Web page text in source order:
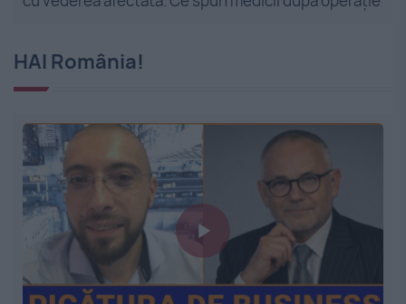
HAI România!